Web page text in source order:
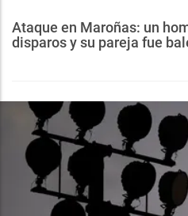
Ataque en Maroñas: un
disparos y su pareja fue